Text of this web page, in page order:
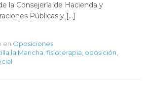
la Consejería de Hacienda y
Públicas y [...]
en Oposiciones
la Mancha fisioterapia oposición